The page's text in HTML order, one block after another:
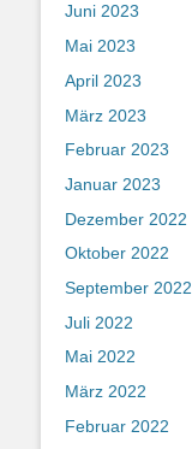
Juni 2023
Mai 2023
April 2023
März 2023
Februar 2023
Januar 2023
Dezember 2022
Oktober 2022
September 2022
Juli 2022
Mai 2022
März 2022
Februar 2022